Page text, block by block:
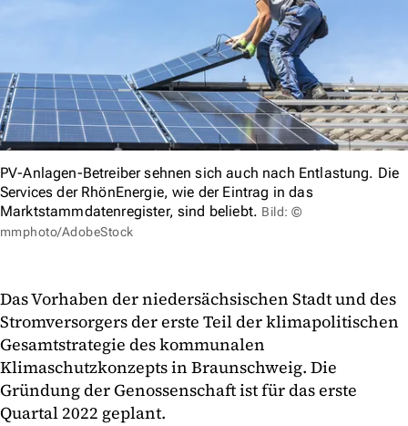
PV-Anlagen-Betreiber sehnen sich auch nach Entlastung. Die
Services der RhönEnergie, wie der Eintrag in das
Marktstammdatenregister, sind beliebt. Bild: ©
mmphoto/AdobeStock
Das Vorhaben der niedersächsischen Stadt und des
Stromversorgers der erste Teil der klimapolitischen
Gesamtstrategie des kommunalen
Klimaschutzkonzepts in Braunschweig. Die
Gründung der Genossenschaft ist für das erste
Quartal 2022 geplant.